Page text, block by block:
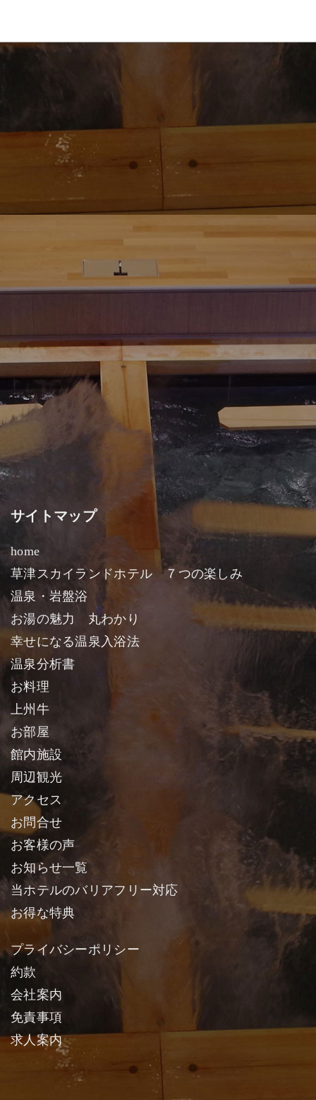
サイトマップ
home
草津スカイランドホテル ７つの楽しみ
温泉・岩盤浴
お湯の魅力 丸わかり
幸せになる温泉入浴法
温泉分析書
お料理
上州牛
お部屋
館内施設
周辺観光
アクセス
お問合せ
お客様の声
お知らせ一覧
当ホテルのバリアフリー対応
お得な特典
プライバシーポリシー
約款
会社案内
免責事項
求人案内